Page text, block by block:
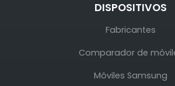
DISPOSITIVOS
Fabricantes
Comparador de
Móviles Samsung